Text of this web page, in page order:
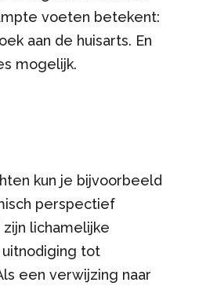
voeten betekent:
aan de huisarts. En
mogelijk.
kun je bijvoorbeeld
perspectief
zijn lichamelijke
tot
een verwijzing naar